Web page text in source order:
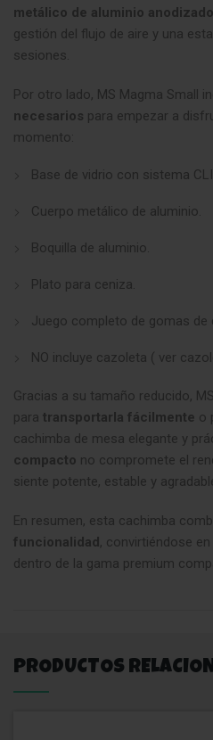
metálico de aluminio anodizado
gestión del flujo de aire y una
sesiones.
Por otro lado, MS Magma Small
necesarios para empezar a
momento:
Base de vidrio con sistema
Cuerpo metálico de aluminio.
Boquilla de aluminio.
Plato para ceniza.
Juego completo de gomas de
NO incluye cazoleta ( ver
Gracias a su tamaño reducido,
para transportarla fácilmente o
cachimba de mesa elegante y
compacto no compromete el
siente potente, estable y
En resumen, esta cachimba
funcionalidad, convirtiéndose
dentro de la gama premium
PRODUCTOS